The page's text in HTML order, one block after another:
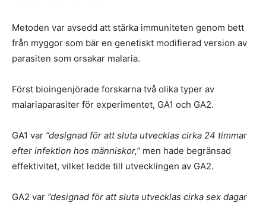
Metoden var avsedd att stärka immuniteten genom bett
från myggor som bär en genetiskt modifierad version av
parasiten som orsakar malaria.
Först bioingenjörade forskarna två olika typer av
malariaparasiter för experimentet, GA1 och GA2.
GA1 var ”designad för att sluta utvecklas cirka 24 timmar
efter infektion hos människor,” men hade begränsad
effektivitet, vilket ledde till utvecklingen av GA2.
GA2 var ”designad för att sluta utvecklas cirka sex dagar